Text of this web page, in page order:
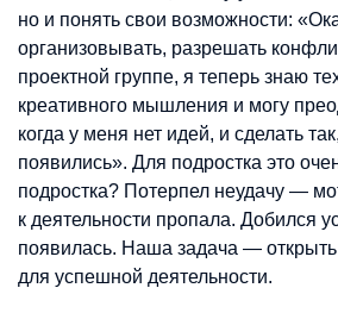
но и понять свои возможности:
организовывать, разрешать
проектной группе, я теперь знаю
креативного мышления и могу
когда у меня нет идей, и сделать
появились». Для подростка это
подростка? Потерпел неудачу —
к деятельности пропала. Добился
появилась. Наша задача —
для успешной деятельности.